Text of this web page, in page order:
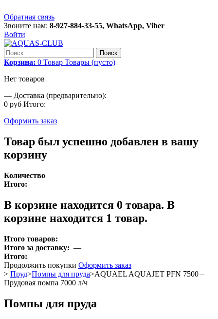
Обратная связь
Звоните нам: 8-927-884-33-55, WhatsApp, Viber
Войти
Поиск
Корзина: 0 Товар Товары (пусто)
Нет товаров
— Доставка (предварительно):
0 руб Итого:
Оформить заказ
Товар был успешно добавлен в вашу
корзину
Количество
Итого:
В корзине находится 0 товара. В
корзине находится 1 товар.
Итого товаров:
Итого за доставку: —
Итого:
Продолжить покупки Оформить заказ
> Пруд>Помпы для пруда>AQUAEL AQUAJET PFN 7500 –
Прудовая помпа 7000 л/ч
Помпы для пруда